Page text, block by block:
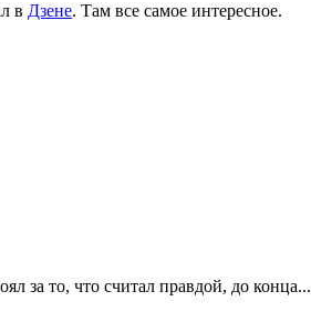
в Дзене. Там все самое интересное.
за то, что считал правдой, до конца...